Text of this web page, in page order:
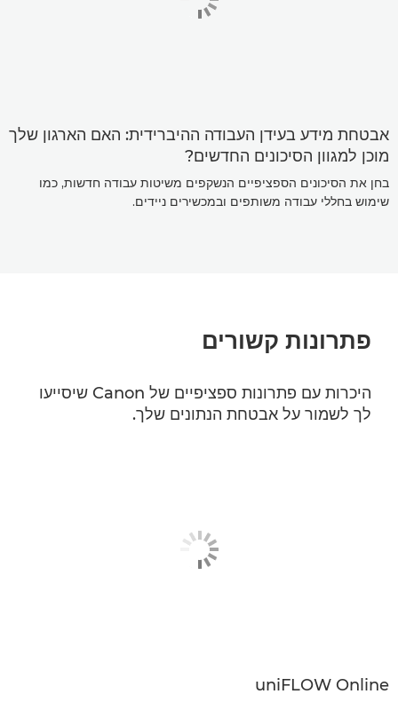
אבטחת מידע בעידן העבודה ההיברידית: האם הארגון שלך
מוכן למגוון הסיכונים החדשים?
בחן את הסיכונים הספציפיים הנשקפים משיטות עבודה חדשות, כמו
שימוש בחללי עבודה משותפים ובמכשירים ניידים.
פתרונות קשורים
היכרות עם פתרונות ספציפיים של Canon שיסייעו
לך לשמור על אבטחת הנתונים שלך.
uniFLOW Online